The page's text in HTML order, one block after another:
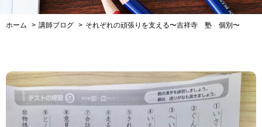
ホーム 講師ブログ それぞれの頑張りを支える〜吉祥寺 塾 個別〜